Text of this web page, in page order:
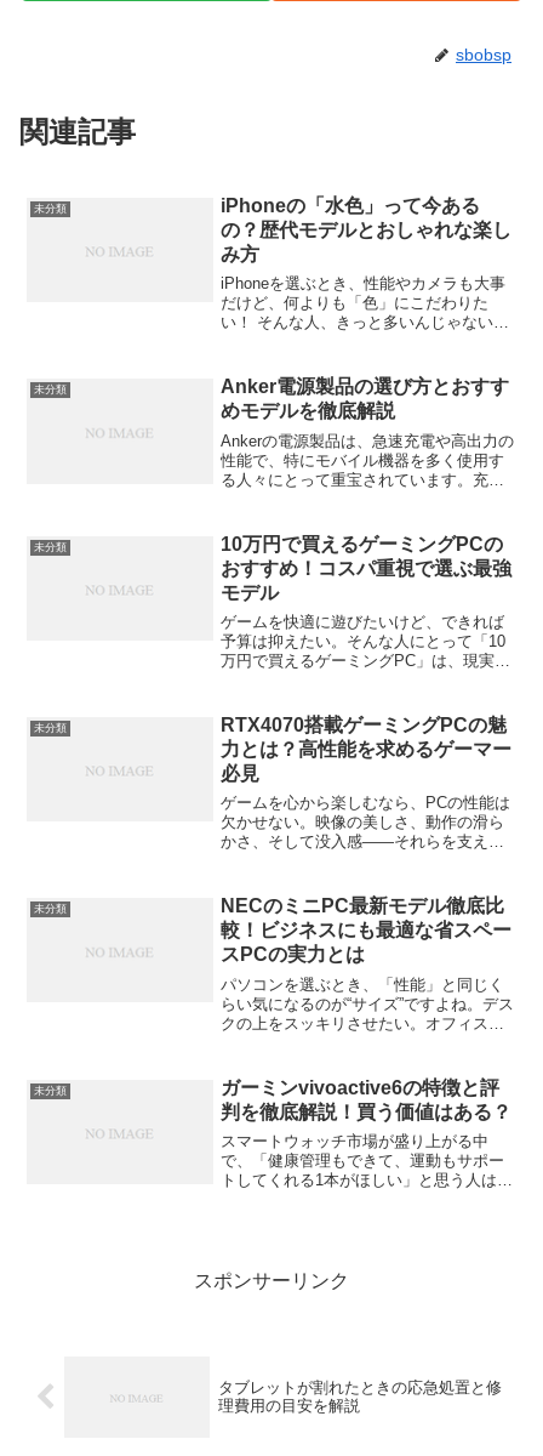
sbobsp
関連記事
未分類
iPhoneの「水色」って今ある
の？歴代モデルとおしゃれな楽し
み方
iPhoneを選ぶとき、性能やカメラも大事
だけど、何よりも「色」にこだわりた
い！ そんな人、きっと多いんじゃないか
がる感じがするよね。空の色だったり、
透き通った海の色だ...
未分類
Anker電源製品の選び方とおすす
めモデルを徹底解説
Ankerの電源製品は、急速充電や高出力の
性能で、特にモバイル機器を多く使用す
る人々にとって重宝されています。充電
ありますが、どれを選べば自分の使用目
的に最適なの...
未分類
10万円で買えるゲーミングPCの
おすすめ！コスパ重視で選ぶ最強
モデル
ゲームを快適に遊びたいけど、できれば
予算は抑えたい。そんな人にとって「10
万円で買えるゲーミングPC」は、現実的
のゲーミングPCを、選び方や注意点も含
めて詳しく紹介し...
未分類
RTX4070搭載ゲーミングPCの魅
力とは？高性能を求めるゲーマー
必見
ゲームを心から楽しむなら、PCの性能は
欠かせない。映像の美しさ、動作の滑ら
かさ、そして没入感——それらを支える
PC」の魅力を、わかりやすく掘り下げて
いこう。RTX...
未分類
NECのミニPC最新モデル徹底比
較！ビジネスにも最適な省スペー
スPCの実力とは
パソコンを選ぶとき、「性能」と同じく
らい気になるのが“サイズ”ですよね。デス
クの上をスッキリさせたい。オフィスで
シリーズです。この記事では、最新モデ
ルの特徴や性能、...
未分類
ガーミンvivoactive6の特徴と評
判を徹底解説！買う価値はある？
スマートウォッチ市場が盛り上がる中
で、「健康管理もできて、運動もサポー
トしてくれる1本がほしい」と思う人は多
スポンサーリンク
タブレットが割れたときの応急処置と修
理費用の目安を解説